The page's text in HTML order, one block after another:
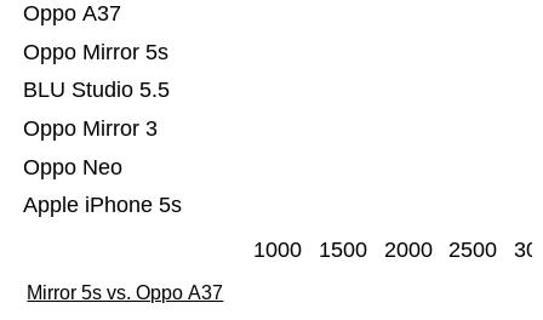
Apple iPhone 5s
Oppo Neo
Oppo Mirror 3
BLU Studio 5.5
Oppo Mirror 5s
Oppo A37
1000 1500 2000 2500
Mirror 5s vs. Oppo A37